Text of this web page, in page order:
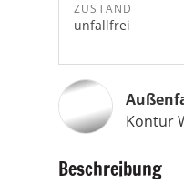
ZUSTAND
unfallfrei
Kontur
Beschreibung